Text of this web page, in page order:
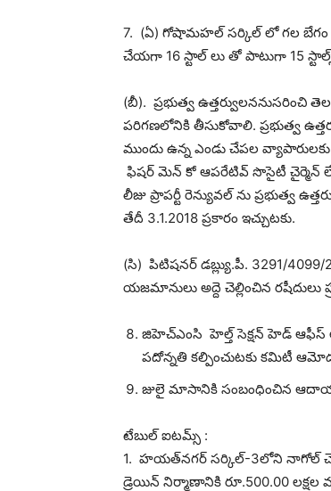
7. (ఏ) గోషామహల్ సర్కిల్ లో గల
చేయగా 16 స్టాల్ లు తో పాటుగా 15
(బీ). ప్రభుత్వ
పరిగణలోనికి తీసుకోవాలి. ప్రభుత్వ
ముందు ఉన్న ఎండు చేపల
ఫిషర్ మెన్ కో ఆపరేటివ్ సొసైటీ చైర్మెన్
లీజు ప్రాపర్టీ రెన్యువల్ ను ప్రభుత్వ
తేదీ 3.1.2018 ప్రకారం ఇచ్చుటకు.
(సి) పిటిషనర్ డబ్ల్యు.పీ. 3291/
యజమానులు అద్దె చెల్లించిన రషీదులు
జిహెచ్ఎంసి హెల్త్ సెక్షన్ హెడ్ ఆఫీస్
పదోన్నతి కల్పించుటకు కమిటీ
జులై మాసానికి సంబంధించిన
టేబుల్ ఐటమ్స్ :
1. హయత్‌నగర్ సర్కిల్-3లోని నాగోల్
డ్రెయిన్ నిర్మాణానికి రూ.500.00